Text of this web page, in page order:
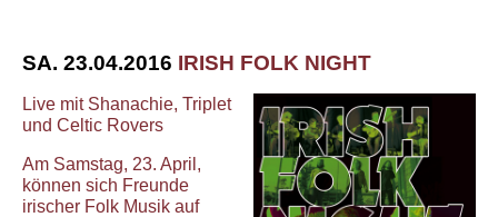
SA. 23.04.2016 IRISH FOLK NIGHT
Live mit Shanachie, Triplet
und Celtic Rovers
Am Samstag, 23. April,
können sich Freunde
irischer Folk Musik auf